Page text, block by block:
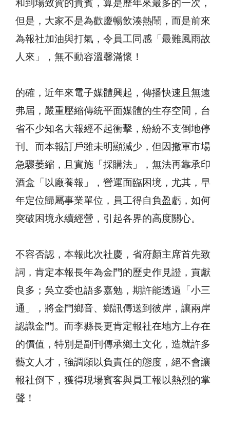
和到場致賀的貴賓，算是歷年來最多的一次，
但是，大家不是為歡慶暢飲湊熱鬧，而是前來
為報社加油與打氣，令員工同感「最難風雨故
人來」，無不動容溫馨滿懷！
的確，近年來電子媒體興起，傳播快速且無遠
弗屆，嚴重壓縮傳統平面媒體的生存空間，台
省不少知名大報經不起衝擊，紛紛不支倒地停
刊。而本報訂戶雖未明顯減少，但因撤軍市場
急驟萎縮，且實施「採購法」，無法再靠承印
酒盒「以廠養報」，營運面臨困境，尤其，早
年定位歸屬事業單位，員工得自負盈虧，如何
突破困境永續經營，引起各界的高度關心。
不容否認，本報此次社慶，省府顏主席首先致
詞，肯定本報長年為金門的歷史作見證，貢獻
良多；吳立委也語多嘉勉，期許能透過「小三
通」，將金門鄉音、鄉訊傳送到彼岸，讓兩岸
認識金門。而李縣長更肯定報社在地方上存在
的價值，特別是副刊傳承鄉土文化，造就許多
藝文人才，強調願以負責任的態度，絕不會讓
報社倒下，獲得現場賓客與員工報以熱烈的掌
聲！